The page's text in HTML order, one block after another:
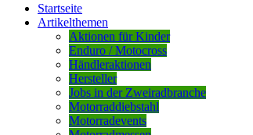
Startseite
Artikelthemen
Aktionen für Kinder
Enduro / Motocross
Händleraktionen
Hersteller
Jobs in der Zweiradbranche
Motorraddiebstahl
Motorradevents